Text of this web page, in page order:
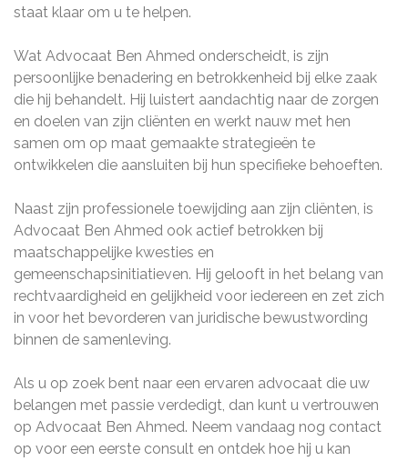
staat klaar om u te helpen.
Wat Advocaat Ben Ahmed onderscheidt, is zijn
persoonlijke benadering en betrokkenheid bij elke zaak
die hij behandelt. Hij luistert aandachtig naar de zorgen
en doelen van zijn cliënten en werkt nauw met hen
samen om op maat gemaakte strategieën te
ontwikkelen die aansluiten bij hun specifieke behoeften.
Naast zijn professionele toewijding aan zijn cliënten, is
Advocaat Ben Ahmed ook actief betrokken bij
maatschappelijke kwesties en
gemeenschapsinitiatieven. Hij gelooft in het belang van
rechtvaardigheid en gelijkheid voor iedereen en zet zich
in voor het bevorderen van juridische bewustwording
binnen de samenleving.
Als u op zoek bent naar een ervaren advocaat die uw
belangen met passie verdedigt, dan kunt u vertrouwen
op Advocaat Ben Ahmed. Neem vandaag nog contact
op voor een eerste consult en ontdek hoe hij u kan